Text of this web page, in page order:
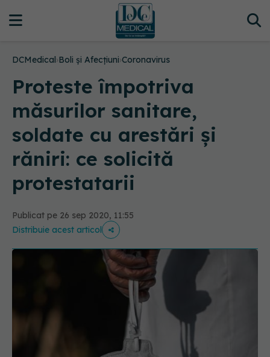
DCMedical›Boli și Afecțiuni›Coronavirus
Proteste împotriva
măsurilor sanitare,
soldate cu arestări și
răniri: ce solicită
protestatarii
Publicat pe 26 sep 2020, 11:55
Distribuie acest articol